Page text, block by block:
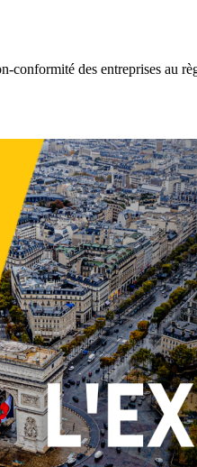
conformité des entreprises au